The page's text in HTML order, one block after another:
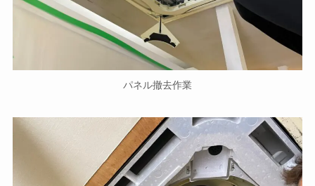
パネル撤去作業